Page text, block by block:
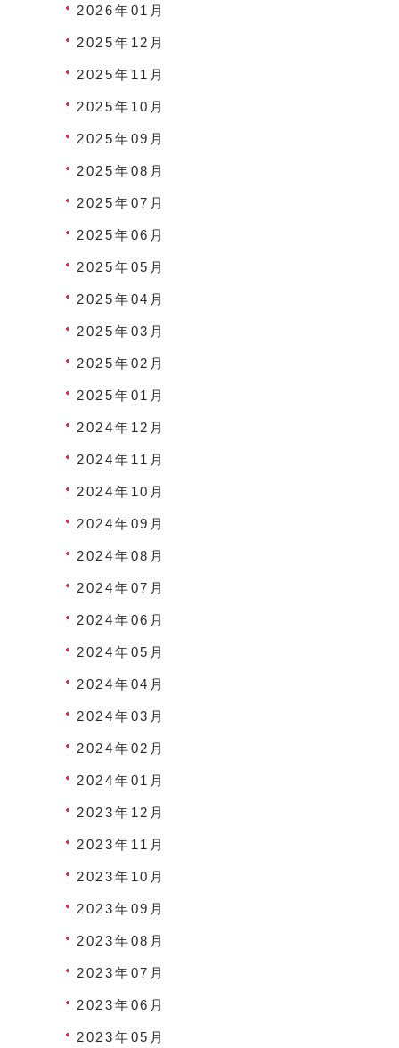
2026年01月
2025年12月
2025年11月
2025年10月
2025年09月
2025年08月
2025年07月
2025年06月
2025年05月
2025年04月
2025年03月
2025年02月
2025年01月
2024年12月
2024年11月
2024年10月
2024年09月
2024年08月
2024年07月
2024年06月
2024年05月
2024年04月
2024年03月
2024年02月
2024年01月
2023年12月
2023年11月
2023年10月
2023年09月
2023年08月
2023年07月
2023年06月
2023年05月